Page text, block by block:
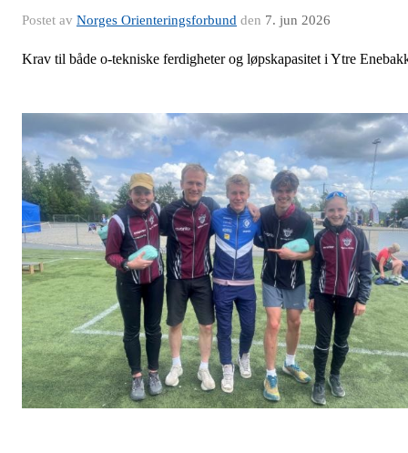
Postet av Norges Orienteringsforbund den 7. jun 2026
Krav til både o-tekniske ferdigheter og løpskapasitet i Ytre